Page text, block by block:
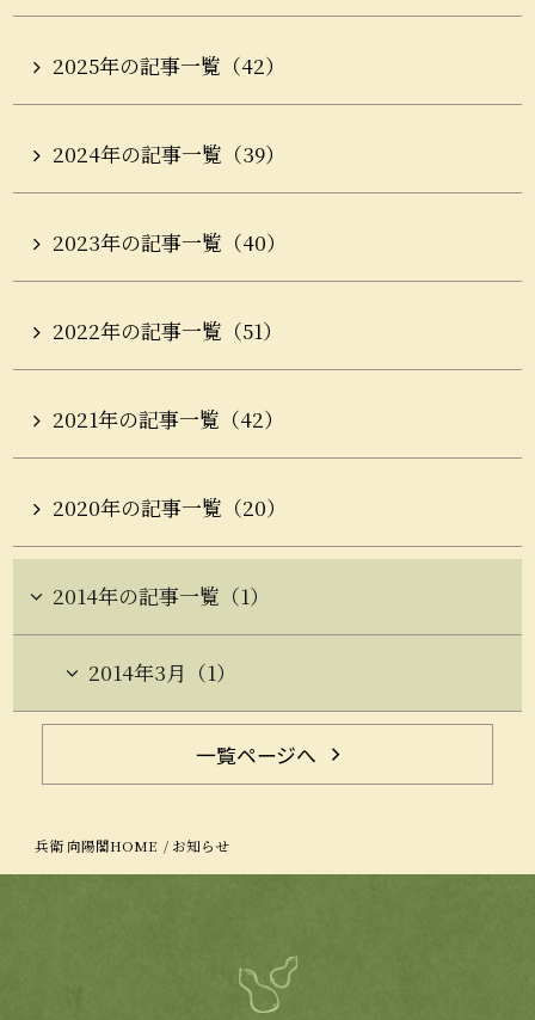
2025年の記事一覧（42）
2024年の記事一覧（39）
2023年の記事一覧（40）
2022年の記事一覧（51）
2021年の記事一覧（42）
2020年の記事一覧（20）
2014年の記事一覧（1）
2014年3月（1）
一覧ページへ
兵衛 向陽閣HOME お知らせ